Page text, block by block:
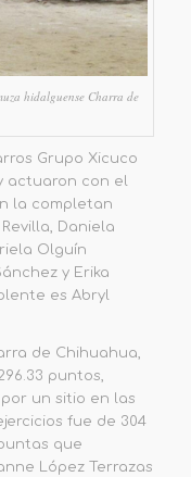
hidalguense Charra de
Grupo Xicuco
actuaron con el
la completan
Daniela
Olguín
y Erika
es Abryl
de Chihuahua,
puntos,
un sitio en las
fue de 304
que
López Terrazas